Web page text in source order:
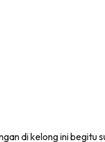
di kelong ini begitu